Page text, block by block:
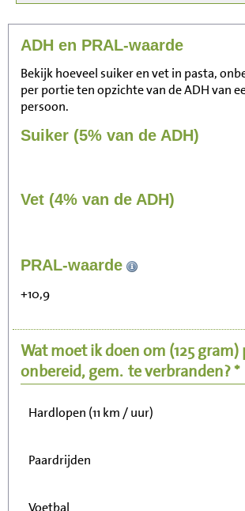
ADH en PRAL-waarde
Bekijk hoeveel suiker en vet in pasta,
per portie ten opzichte van de ADH van
persoon.
Suiker (5% van de ADH)
Vet (4% van de ADH)
PRAL-waarde
+10,9
Wat moet ik doen om (125 gram)
onbereid, gem. te verbranden? *
Zitten, tv kijken
Wandelen (5 km/uur)
Hardlopen (11 km / uur)
Paardrijden
Voetbal